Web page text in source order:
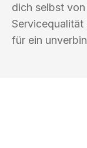
dich selbst
für ein